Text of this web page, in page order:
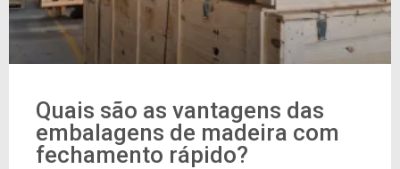
Quais são as vantagens das
embalagens de madeira com
fechamento rápido?